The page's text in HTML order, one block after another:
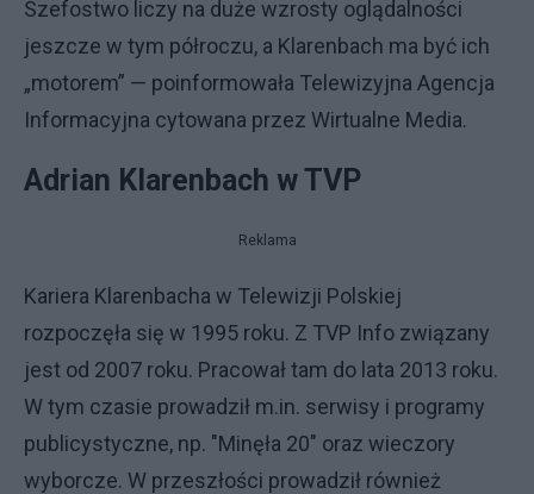
Szefostwo liczy na duże wzrosty oglądalności
jeszcze w tym półroczu, a Klarenbach ma być ich
„motorem” — poinformowała Telewizyjna Agencja
Informacyjna cytowana przez Wirtualne Media.
Adrian Klarenbach w TVP
Reklama
Kariera Klarenbacha w Telewizji Polskiej
rozpoczęła się w 1995 roku. Z TVP Info związany
jest od 2007 roku. Pracował tam do lata 2013 roku.
W tym czasie prowadził m.in. serwisy i programy
publicystyczne, np. "Minęła 20" oraz wieczory
wyborcze. W przeszłości prowadził również